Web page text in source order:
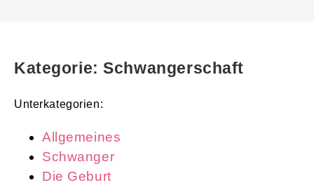
Kategorie: Schwangerschaft
Unterkategorien:
Allgemeines
Schwanger
Die Geburt